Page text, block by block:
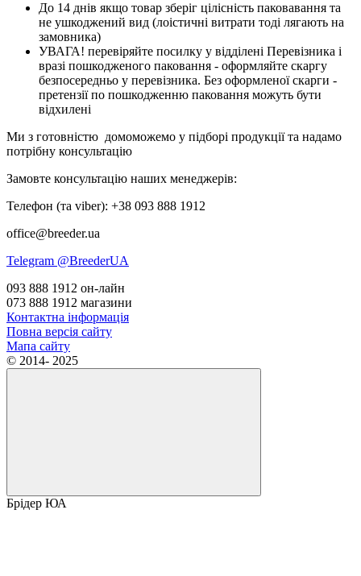
До 14 днів якщо товар зберіг цілісність паковавання та
не ушкоджений вид (лоістичні витрати тоді лягають на
замовника)
УВАГА! перевіряйте посилку у відділені Перевізника і
вразі пошкодженого паковання - оформляйте скаргу
безпосередньо у перевізника. Без оформленої скарги -
претензії по пошкодженню паковання можуть бути
відхилені
Ми з готовністю домоможемо у підборі продукції та надамо
потрібну консультацію
Замовте консультацію наших менеджерів:
Телефон (та viber): +38 093 888 1912
office@breeder.ua
Telegram @BreederUA
093 888 1912 он-лайн
073 888 1912 магазини
Контактна інформація
Повна версія сайту
Мапа сайту
© 2014- 2025
Брідер ЮА